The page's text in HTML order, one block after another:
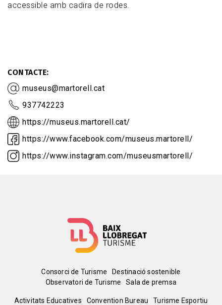
accessible amb cadira de rodes.
CONTACTE
museus@martorell.cat
937742223
https://museus.martorell.cat/
https://www.facebook.com/museus.martorell/
https://www.instagram.com/museusmartorell/
Menú
del
Consorci de Turisme
Destinació sostenible
Observatori de Turisme
Sala de premsa
Activitats Educatives Convention Bureau Turisme Esportiu